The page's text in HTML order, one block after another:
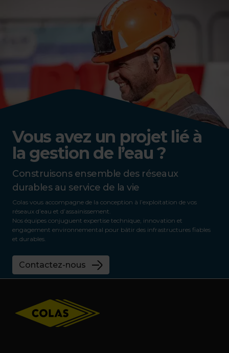
Vous avez un projet lié à
la gestion de l’eau ?
Construisons ensemble des réseaux
durables au service de la vie
Colas vous accompagne de la conception à l’exploitation de vos
réseaux d’eau et d’assainissement.
Nos équipes conjuguent expertise technique, innovation et
engagement environnemental pour bâtir des infrastructures fiables
et durables.
Contactez-nous